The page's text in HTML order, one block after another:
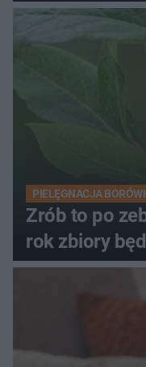
PIELĘGNACJA
Zrób to po
rok zbiory